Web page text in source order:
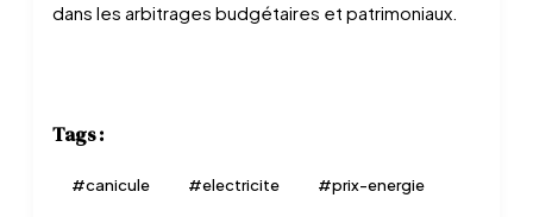
dans les arbitrages budgétaires et patrimoniaux.
Tags :
#canicule #electricite #prix-energie